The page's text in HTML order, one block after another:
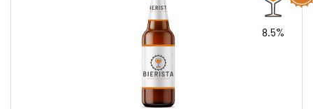
8.5%